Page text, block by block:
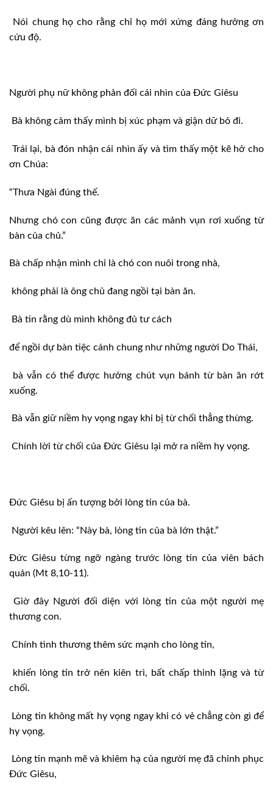
Nói chung họ cho rằng chỉ họ mới xứng đáng hưởng ơn
cứu độ.
Người phụ nữ không phản đối cái nhìn của Đức Giêsu
Bà không cảm thấy mình bị xúc phạm và giận dữ bỏ đi.
Trái lại, bà đón nhận cái nhìn ấy và tìm thấy một kẽ hở cho
ơn Chúa:
“Thưa Ngài đúng thế.
Nhưng chó con cũng được ăn các mảnh vụn rơi xuống từ
bàn của chủ.”
Bà chấp nhận mình chỉ là chó con nuôi trong nhà,
không phải là ông chủ đang ngồi tại bàn ăn.
Bà tin rằng dù mình không đủ tư cách
để ngồi dự bàn tiệc cánh chung như những người Do Thái,
bà vẫn có thể được hưởng chút vụn bánh từ bàn ăn rớt
xuống.
Bà vẫn giữ niềm hy vọng ngay khi bị từ chối thẳng thừng.
Chính lời từ chối của Đức Giêsu lại mở ra niềm hy vọng.
Đức Giêsu bị ấn tượng bởi lòng tin của bà.
Người kêu lên: “Này bà, lòng tin của bà lớn thật.”
Đức Giêsu từng ngỡ ngàng trước lòng tin của viên bách
quản (Mt 8,10-11).
Giờ đây Người đối diện với lòng tin của một người mẹ
thương con.
Chính tình thương thêm sức mạnh cho lòng tin,
khiến lòng tin trở nên kiên trì, bất chấp thinh lặng và từ
chối.
Lòng tin không mất hy vọng ngay khi có vẻ chẳng còn gì để
hy vọng.
Lòng tin mạnh mẽ và khiêm hạ của người mẹ đã chinh phục
Đức Giêsu,